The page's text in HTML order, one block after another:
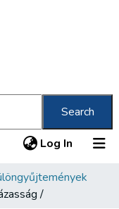
Search
Log In (current)
/